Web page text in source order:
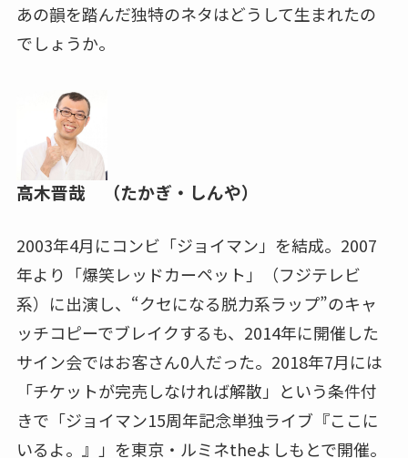
あの韻を踏んだ独特のネタはどうして生まれたの
でしょうか。
高木晋哉 （たかぎ・しんや）
2003年4月にコンビ「ジョイマン」を結成。2007
年より「爆笑レッドカーペット」（フジテレビ
系）に出演し、“クセになる脱力系ラップ”のキャ
ッチコピーでブレイクするも、2014年に開催した
サイン会ではお客さん0人だった。2018年7月には
「チケットが完売しなければ解散」という条件付
きで「ジョイマン15周年記念単独ライブ『ここに
いるよ。』」を東京・ルミネtheよしもとで開催。